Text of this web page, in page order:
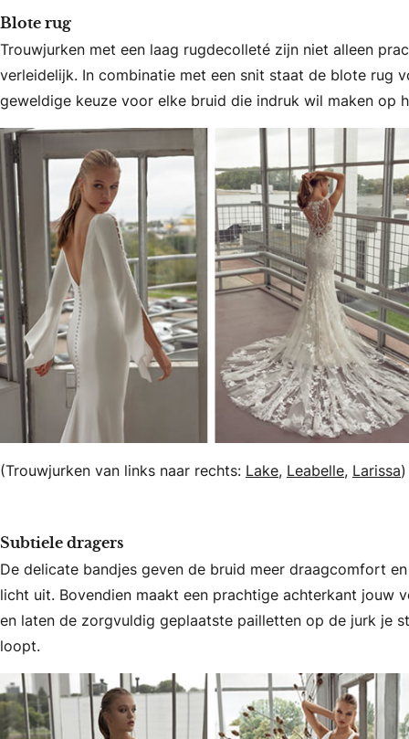
Blote rug
Trouwjurken met een laag rugdecolleté zijn niet alleen
verleidelijk. In combinatie met een snit staat de blote rug
geweldige keuze voor elke bruid die indruk wil maken op
(Trouwjurken van links naar rechts: Lake, Leabelle, Larissa)
Subtiele dragers
De delicate bandjes geven de bruid meer draagcomfort
licht uit. Bovendien maakt een prachtige achterkant jouw
en laten de zorgvuldig geplaatste pailletten op de jurk je
loopt.